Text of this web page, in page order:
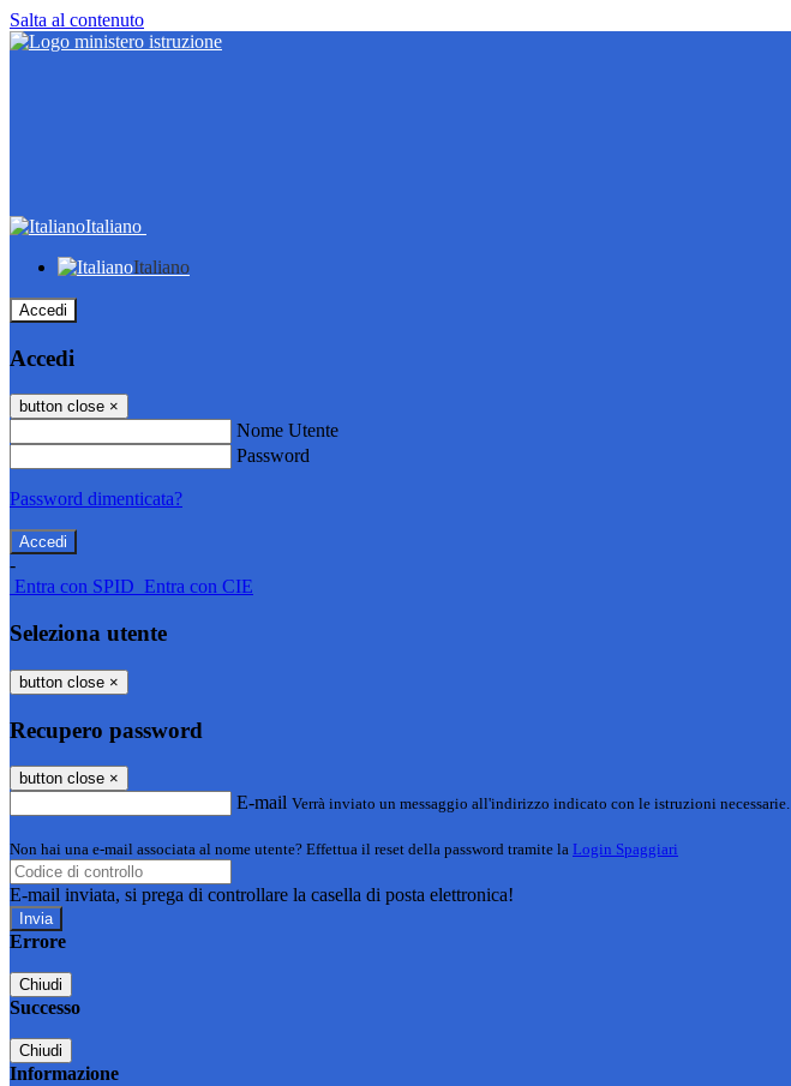
Salta al contenuto
Italiano
Italiano
Accedi
Accedi
button close ×
Nome Utente
Password
Password dimenticata?
-
Entra con SPID Entra con CIE
Seleziona utente
button close ×
Recupero password
button close ×
E-mail Verrà inviato un messaggio all'indirizzo indicato con le istruzioni necessarie.
Non hai una e-mail associata al nome utente? Effettua il reset della password tramite la Login Spaggiari
E-mail inviata, si prega di controllare la casella di posta elettronica!
Errore
Chiudi
Successo
Chiudi
Informazione